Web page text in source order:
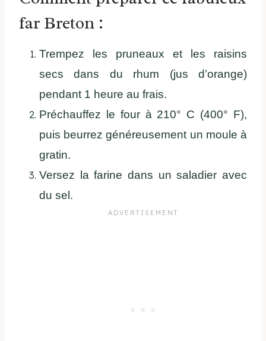
far Breton :
Trempez les pruneaux et les raisins
secs dans du rhum (jus d’orange)
pendant 1 heure au frais.
Préchauffez le four à 210° C (400° F),
puis beurrez généreusement un moule à
gratin.
Versez la farine dans un saladier avec
du sel.